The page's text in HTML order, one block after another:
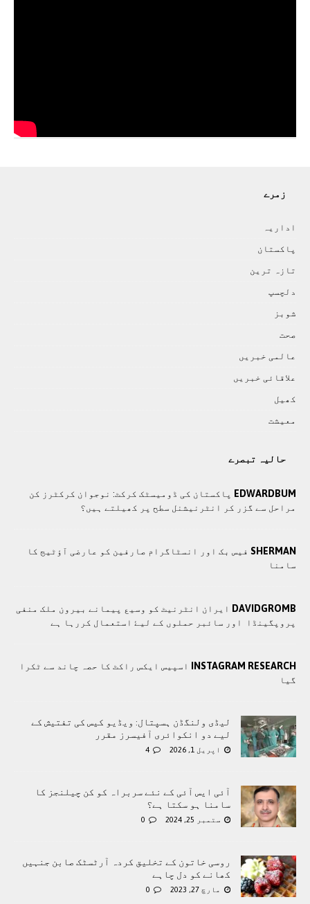
زمرے
اداريہ
پاکستان
تازہ ترين
دلچسپ
شوبز
صحت
عالمی خبريں
علاقائی خبريں
کھيل
معيشت
حالیہ تبصرے
EDWARDBUM پاکستان کی ڈومیسٹک کرکٹ: نوجوان کرکٹرز کن
مراحل سے گزر کر انٹرنیشنل سطح پر کھیلتے ہیں؟
SHERMAN فیس بک اور انسٹاگرام صارفین کو عارضی آؤٹیج کا
سامنا
DAVIDGROMB ايران انٹرنيٹ کو وسيع پيمانے بيرون ملک منفی
پروپگينڈا اور سائبر حملوں کے ليۓ استعمال کررہا ہے
INSTAGRAM RESEARCH اسپیس ایکس راکٹ کا حصہ چاند سے ٹکرا
گیا
لیڈی ولنگڈن ہسپتال: ویڈیو کیس کی تفتیش کے
لیے دو انکوائری آفیسرز مقرر
اپریل 1, 2026 4
آئی ایس آئی کے نئے سربراہ کو کن چیلنجز کا
سامنا ہو سکتا ہے؟
ستمبر 25, 2024 0
روسی خاتون کے تخلیق کردہ آرٹسٹک صابن جنہیں
کھانے کو دل چاہے
مارچ 27, 2023 0